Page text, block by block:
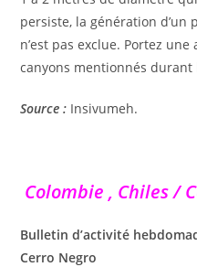
persiste, la génération
n’est pas exclue. Portez
canyons mentionnés
Source : Insivumeh.
Colombie , Chiles /
Bulletin d’activité
Cerro Negro